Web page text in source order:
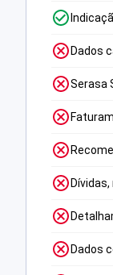
Dados
Serasa
Dados